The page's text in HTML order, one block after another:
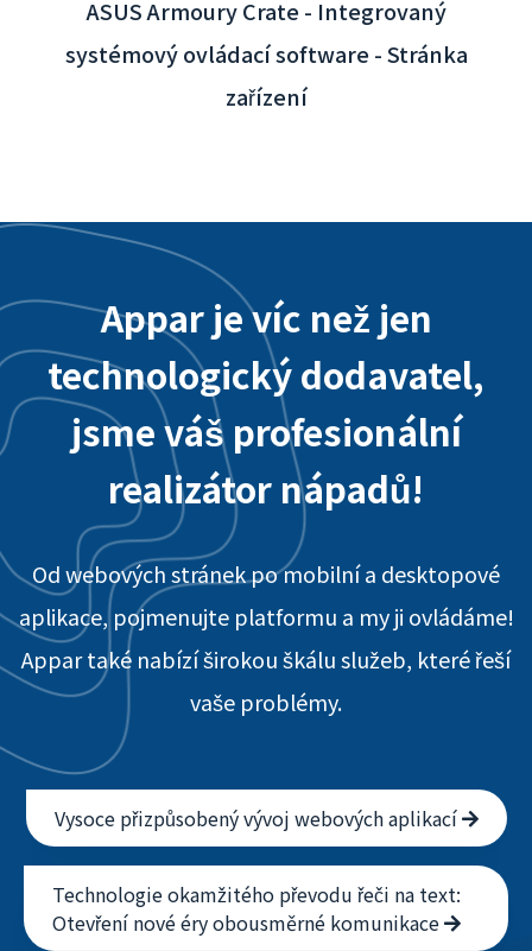
Appar je víc než jen
technologický dodavatel,
jsme váš profesionální
realizátor nápadů!
Od webových stránek po mobilní a desktopové
aplikace, pojmenujte platformu a my ji ovládáme!
Appar také nabízí širokou škálu služeb, které řeší
vaše problémy.
Vysoce přizpůsobený vývoj webových aplikací
Technologie okamžitého převodu řeči na text:
Otevření nové éry obousměrné komunikace